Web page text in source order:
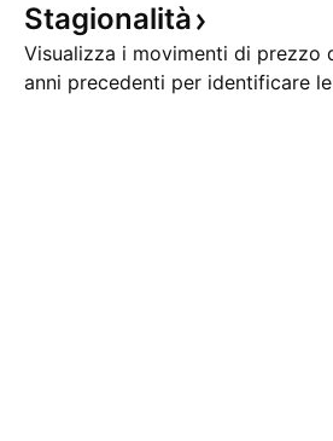
Stagionalità
Visualizza i movimenti di prezzo
anni precedenti per identificare